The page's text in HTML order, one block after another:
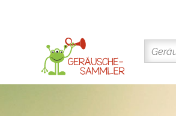
Inhalt